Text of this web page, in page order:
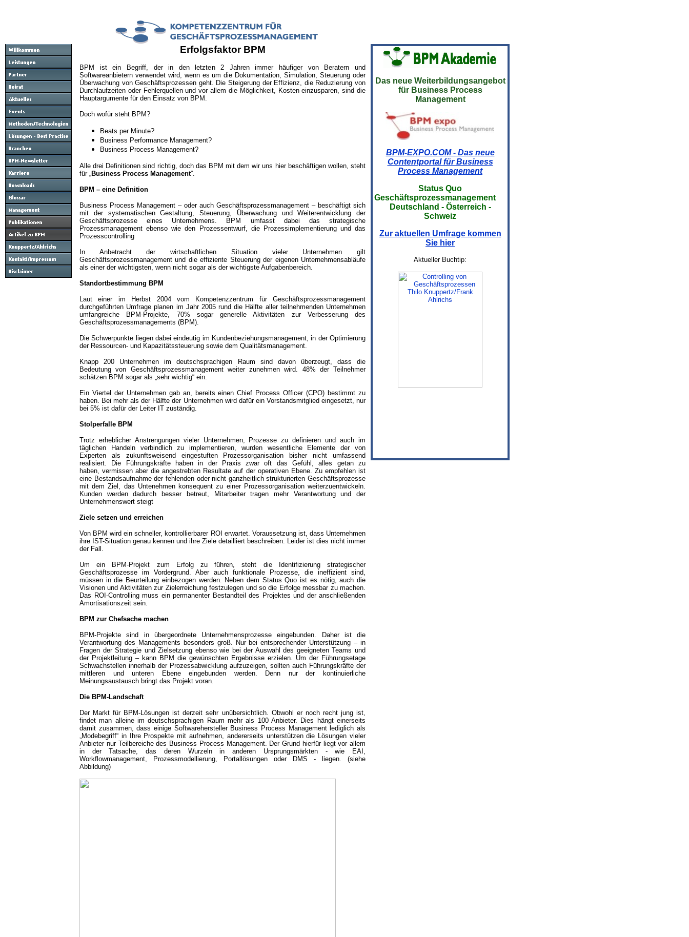
Erfolgsfaktor BPM
BPM ist ein Begriff, der in den letzten 2 Jahren immer häufiger von Beratern und
Softwareanbietern verwendet wird, wenn es um die Dokumentation, Simulation, Steuerung oder
Überwachung von Geschäftsprozessen geht. Die Steigerung der Effizienz, die Reduzierung von
Durchlaufzeiten oder Fehlerquellen und vor allem die Möglichkeit, Kosten einzusparen, sind die
Hauptargumente für den Einsatz von BPM.
Doch wofür steht BPM?
Beats per Minute?
Business Performance Management?
Business Process Management?
Alle drei Definitionen sind richtig, doch das BPM mit dem wir uns hier beschäftigen wollen, steht
für „Business Process Management”.
BPM – eine Definition
Business Process Management – oder auch Geschäftsprozessmanagement – beschäftigt sich
mit der systematischen Gestaltung, Steuerung, Überwachung und Weiterentwicklung der
Geschäftsprozesse eines Unternehmens. BPM umfasst dabei das strategische
Prozessmanagement ebenso wie den Prozessentwurf, die Prozessimplementierung und das
Prozesscontrolling
In Anbetracht der wirtschaftlichen Situation vieler Unternehmen gilt
Geschäftsprozessmanagement und die effiziente Steuerung der eigenen Unternehmensabläufe
als einer der wichtigsten, wenn nicht sogar als der wichtigste Aufgabenbereich.
Standortbestimmung BPM
Laut einer im Herbst 2004 vom Kompetenzzentrum für Geschäftsprozessmanagement
durchgeführten Umfrage planen im Jahr 2005 rund die Hälfte aller teilnehmenden Unternehmen
umfangreiche BPM-Projekte, 70% sogar generelle Aktivitäten zur Verbesserung des
Geschäftsprozessmanagements (BPM).
Die Schwerpunkte liegen dabei eindeutig im Kundenbeziehungsmanagement, in der Optimierung
der Ressourcen- und Kapazitätssteuerung sowie dem Qualitätsmanagement.
Knapp 200 Unternehmen im deutschsprachigen Raum sind davon überzeugt, dass die
Bedeutung von Geschäftsprozessmanagement weiter zunehmen wird. 48% der Teilnehmer
schätzen BPM sogar als „sehr wichtig“ ein.
Ein Viertel der Unternehmen gab an, bereits einen Chief Process Officer (CPO) bestimmt zu
haben. Bei mehr als der Hälfte der Unternehmen wird dafür ein Vorstandsmitglied eingesetzt, nur
bei 5% ist dafür der Leiter IT zuständig.
Stolperfalle BPM
Trotz erheblicher Anstrengungen vieler Unternehmen, Prozesse zu definieren und auch im
täglichen Handeln verbindlich zu implementieren, wurden wesentliche Elemente der von
Experten als zukunftsweisend eingestuften Prozessorganisation bisher nicht umfassend
realisiert. Die Führungskräfte haben in der Praxis zwar oft das Gefühl, alles getan zu
haben, vermissen aber die angestrebten Resultate auf der operativen Ebene. Zu empfehlen ist
eine Bestandsaufnahme der fehlenden oder nicht ganzheitlich strukturierten Geschäftsprozesse
mit dem Ziel, das Untenehmen konsequent zu einer Prozessorganisation weiterzuentwickeln.
Kunden werden dadurch besser betreut, Mitarbeiter tragen mehr Verantwortung und der
Unternehmenswert steigt
Ziele setzen und erreichen
Von BPM wird ein schneller, kontrollierbarer ROI erwartet. Voraussetzung ist, dass Unternehmen
ihre IST-Situation genau kennen und ihre Ziele detailliert beschreiben. Leider ist dies nicht immer
der Fall.
Um ein BPM-Projekt zum Erfolg zu führen, steht die Identifizierung strategischer
Geschäftsprozesse im Vordergrund. Aber auch funktionale Prozesse, die ineffizient sind,
müssen in die Beurteilung einbezogen werden. Neben dem Status Quo ist es nötig, auch die
Visionen und Aktivitäten zur Zielerreichung festzulegen und so die Erfolge messbar zu machen.
Das ROI-Controlling muss ein permanenter Bestandteil des Projektes und der anschließenden
Amortisationszeit sein.
BPM zur Chefsache machen
BPM-Projekte sind in übergeordnete Unternehmensprozesse eingebunden. Daher ist die
Verantwortung des Managements besonders groß. Nur bei entsprechender Unterstützung – in
Fragen der Strategie und Zielsetzung ebenso wie bei der Auswahl des geeigneten Teams und
der Projektleitung – kann BPM die gewünschten Ergebnisse erzielen. Um der Führungsetage
Schwachstellen innerhalb der Prozessabwicklung aufzuzeigen, sollten auch Führungskräfte der
mittleren und unteren Ebene eingebunden werden. Denn nur der kontinuierliche
Meinungsaustausch bringt das Projekt voran.
Die BPM-Landschaft
Der Markt für BPM-Lösungen ist derzeit sehr unübersichtlich. Obwohl er noch recht jung ist,
findet man alleine im deutschsprachigen Raum mehr als 100 Anbieter. Dies hängt einerseits
damit zusammen, dass einige Softwarehersteller Business Process Management lediglich als
„Modebegriff“ in Ihre Prospekte mit aufnehmen, andererseits unterstützen die Lösungen vieler
Anbieter nur Teilbereiche des Business Process Management. Der Grund hierfür liegt vor allem
in der Tatsache, das deren Wurzeln in anderen Ursprungsmärkten - wie EAI,
Workflowmanagement, Prozessmodellierung, Portallösungen oder DMS - liegen. (siehe
Abbildung)
Das neue Weiterbildungsangebot
für Business Process
Management
BPM-EXPO.COM - Das neue
Contentportal für Business
Process Management
Status Quo
Geschäftsprozessmanagement
Deutschland - Österreich -
Schweiz
Zur aktuellen Umfrage kommen
Sie hier
Aktueller Buchtip: